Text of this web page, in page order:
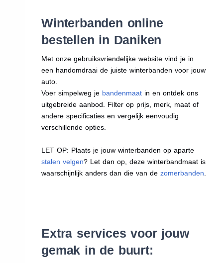
Winterbanden online
bestellen in Daniken
Met onze gebruiksvriendelijke website vind je in
een handomdraai de juiste winterbanden voor jouw
auto.
Voer simpelweg je bandenmaat in en ontdek ons
uitgebreide aanbod. Filter op prijs, merk, maat of
andere specificaties en vergelijk eenvoudig
verschillende opties.
LET OP: Plaats je jouw winterbanden op aparte
stalen velgen? Let dan op, deze winterbandmaat is
waarschijnlijk anders dan die van dezomerbanden
Extra services voor jouw
gemak in de buurt: